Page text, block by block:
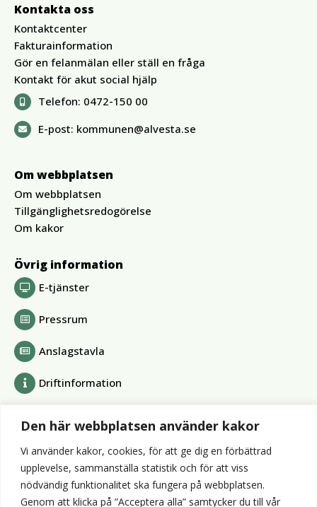
Den här webbplatsen använder kakor
Vi använder kakor, cookies, för att ge dig en förbättrad
upplevelse, sammanställa statistik och för att viss
nödvändig funktionalitet ska fungera på webbplatsen.
Genom att klicka på ”Acceptera alla” samtycker du till vår
Kontakta oss
Kontaktcenter
Fakturainformation
Gör en felanmälan eller ställ en fråga
Kontakt för akut social hjälp
Telefon: 0472-150 00
E-post: kommunen@alvesta.se
Om webbplatsen
Om webbplatsen
Tillgänglighetsredogörelse
Om kakor
Övrig information
E-tjänster
Pressrum
Anslagstavla
Driftinformation
Alvesta Renhållnings AB
Alvesta Energi AB
AllboHus Bostad AB
Huseby bruk AB
Värends räddningstjänst